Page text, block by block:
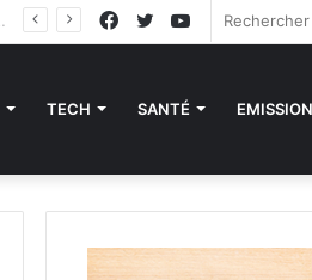
YouTube
Twitter
Facebook
TECH SANTÉ